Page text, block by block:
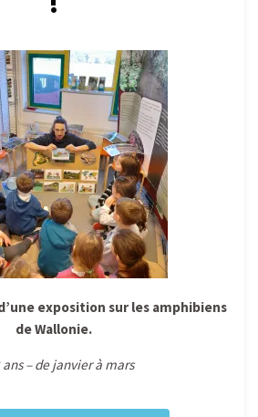
exposition sur les amphibiens
de Wallonie.
– de janvier à mars